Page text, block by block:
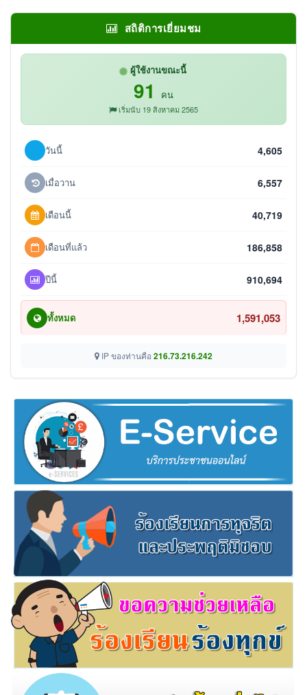
สถิติการเยี่ยมชม
ผู้ใช้งานขณะนี้
91 คน
เริ่มนับ 19 สิงหาคม 2565
วันนี้ 4,605
เมื่อวาน 6,557
เดือนนี้ 40,719
เดือนที่แล้ว 186,858
ปีนี้ 910,694
ทั้งหมด 1,591,053
IP ของท่านคือ 216.73.216.242